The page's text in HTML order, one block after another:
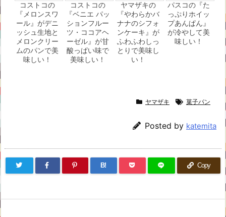
コストコの
『メロンスワ
ール』がデニ
ッシュ生地と
メロンクリー
ムのパンで美
味しい！
コストコの
『ベニエ パッ
ションフルー
ツ・ココアヘ
ーゼル』が甘
酸っぱい味で
美味しい！
ヤマザキの
『やわらかバ
ナナのシフォ
ンケーキ』が
ふわふわしっ
とりで美味し
い！
パスコの『た
っぷりホイッ
プあんぱん』
が冷やして美
味しい！
ヤマザキ 菓子パン
Posted by katemita
B! Copy